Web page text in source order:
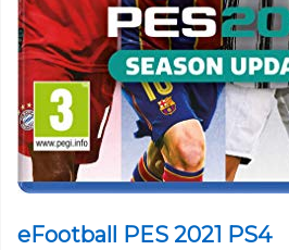
eFootball PES 2021 PS4